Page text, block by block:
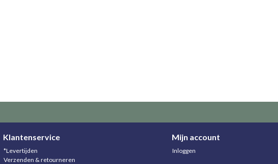
Klantenservice
*Levertijden
Verzenden & retourneren
Mijn account
Inloggen